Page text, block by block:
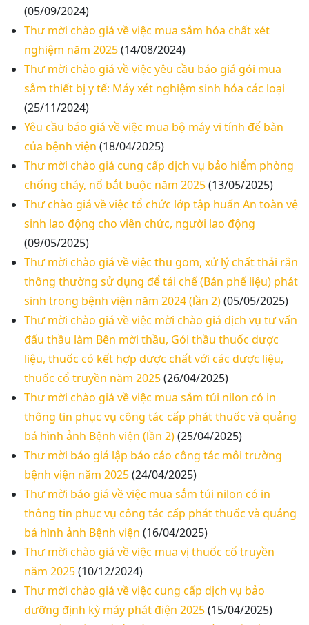
(05/09/2024)
Thư mời chào giá về việc mua sắm hóa chất xét
nghiệm năm 2025(14/08/2024)
Thư mời chào giá về việc yêu cầu báo giá gói mua
sắm thiết bị y tế: Máy xét nghiệm sinh hóa các loại
(25/11/2024)
Yêu cầu báo giá về việc mua bộ máy vi tính để bàn
của bệnh viện (18/04/2025)
Thư mời chào giá cung cấp dịch vụ bảo hiểm phòng
chống cháy, nổ bắt buộc năm 2025(13/05/2025)
Thư chào giá về việc tổ chức lớp tập huấn An toàn vệ
sinh lao động cho viên chức, người lao động
(09/05/2025)
Thư mời chào giá về việc thu gom, xử lý chất thải rắn
thông thường sử dụng để tái chế (Bán phế liệu) phát
sinh trong bệnh viện năm 2024 (lần 2)(05/05/2025)
Thư mời chào giá về việc mời chào giá dịch vụ tư vấn
đấu thầu làm Bên mời thầu, Gói thầu thuốc dược
liệu, thuốc có kết hợp dược chất với các dược liệu,
thuốc cổ truyền năm 2025(26/04/2025)
Thư mời chào giá về việc mua sắm túi nilon có in
thông tin phục vụ công tác cấp phát thuốc và quảng
bá hình ảnh Bệnh viện (lần 2)(25/04/2025)
Thư mời báo giá lập báo cáo công tác môi trường
bệnh viện năm 2025(24/04/2025)
Thư mời báo giá về việc mua sắm túi nilon có in
thông tin phục vụ công tác cấp phát thuốc và quảng
bá hình ảnh Bệnh viện (16/04/2025)
Thư mời chào giá về việc mua vị thuốc cổ truyền
năm 2025(10/12/2024)
Thư mời chào giá về việc cung cấp dịch vụ bảo
dưỡng định kỳ máy phát điện 2025(15/04/2025)